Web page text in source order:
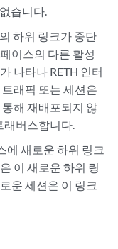
습니다.
하위 링크가 중단
이스의 다른 활성
나타나 RETH 인터
래픽 또는 세션은
해 재배포되지 않
래버스합니다.
에 새로운 하위 링크
이 새로운 하위 링
운 세션은 이 링크